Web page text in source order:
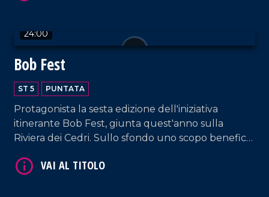
24:00
Bob Fest
ST 5 PUNTATA
Protagonista la sesta edizione dell'iniziativa
itinerante Bob Fest, giunta quest'anno sulla
Riviera dei Cedri. Sullo sfondo uno scopo benefico:
VAI AL TITOLO